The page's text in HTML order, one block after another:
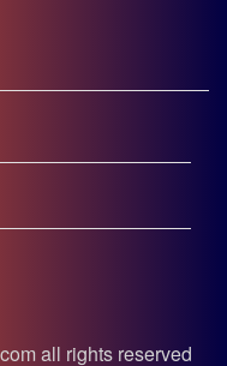
all rights reserved